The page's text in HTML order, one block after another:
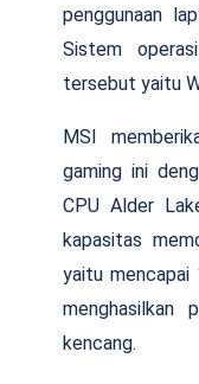
penggunaan
Sistem
tersebut yaitu
MSI
gaming ini
CPU Alder
kapasitas
yaitu
menghasilkan
kencang.